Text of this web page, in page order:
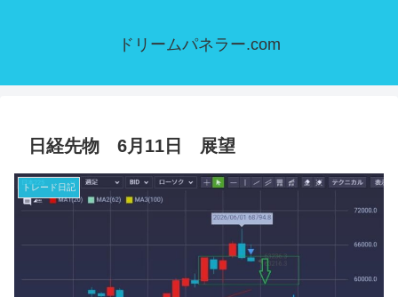
ドリームパネラー.com
日経先物 6月11日 展望
トレード日記